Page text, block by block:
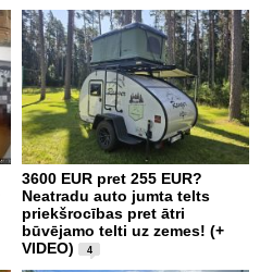
3600 EUR pret 255 EUR?
Neatradu auto jumta telts
priekšrocības pret ātri
būvējamo telti uz zemes! (+
VIDEO)
4